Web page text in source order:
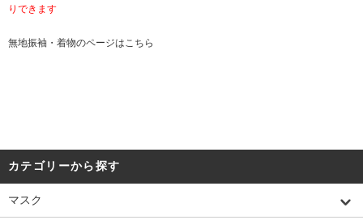
りできます
無地振袖・着物のページは こちら
カテゴリーから探す
マスク